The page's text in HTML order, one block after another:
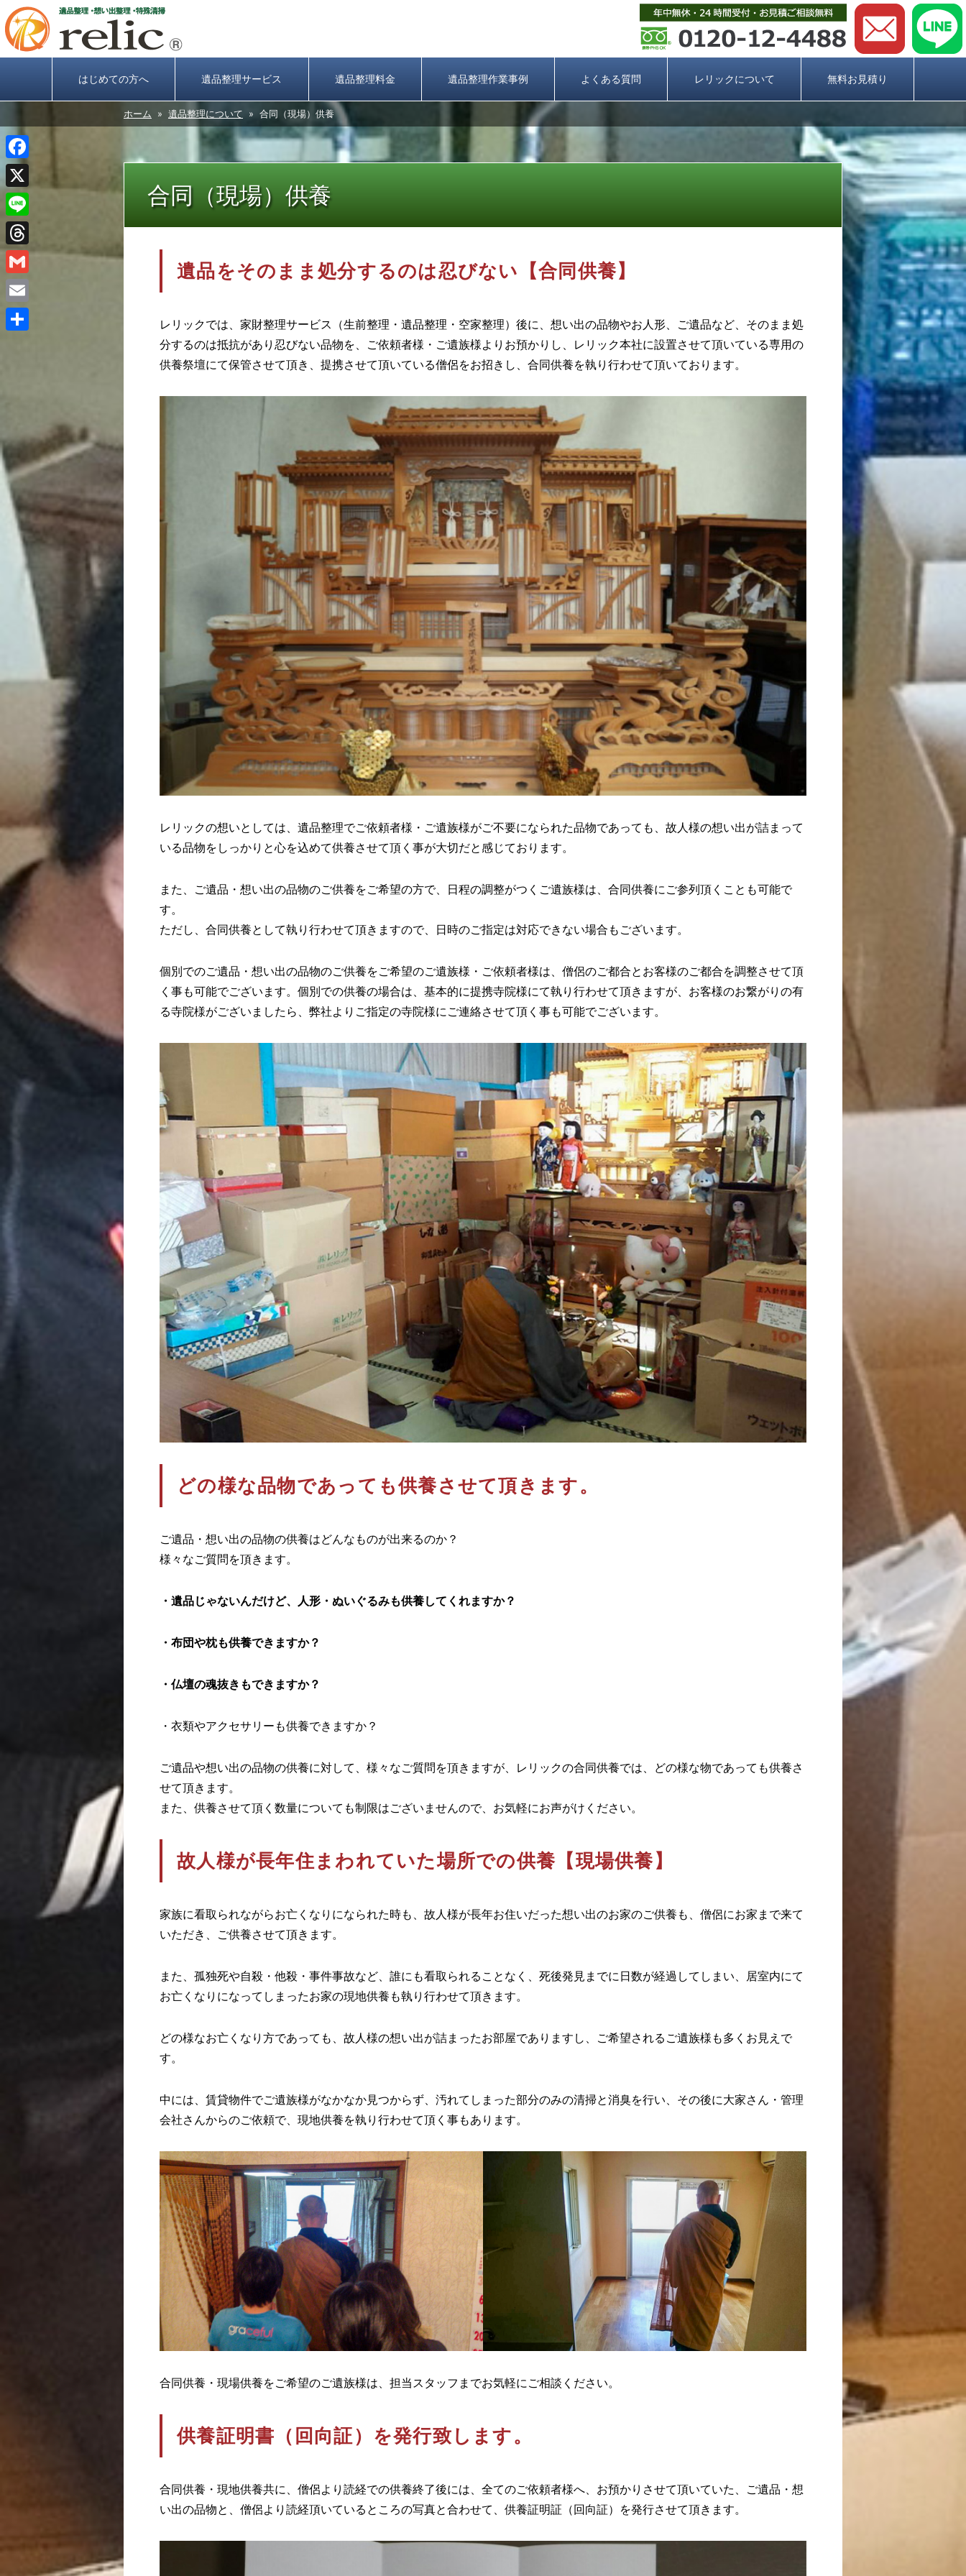
はじめての方へ 遺品整理サービス 遺品整理料金 遺品整理作業事例 よくある質問 レリックについて 無料お見積り
ホーム » 遺品整理について » 合同（現場）供養
合同（現場）供養
遺品をそのまま処分するのは忍びない【合同供養】
レリックでは、家財整理サービス（生前整理・遺品整理・空家整理）後に、想い出の品物やお人形、ご遺品など、そのまま処
分するのは抵抗があり忍びない品物を、ご依頼者様・ご遺族様よりお預かりし、レリック本社に設置させて頂いている専用の
供養祭壇にて保管させて頂き、提携させて頂いている僧侶をお招きし、合同供養を執り行わせて頂いております。
レリックの想いとしては、遺品整理でご依頼者様・ご遺族様がご不要になられた品物であっても、故人様の想い出が詰まって
いる品物をしっかりと心を込めて供養させて頂く事が大切だと感じております。
また、ご遺品・想い出の品物のご供養をご希望の方で、日程の調整がつくご遺族様は、合同供養にご参列頂くことも可能で
す。
ただし、合同供養として執り行わせて頂きますので、日時のご指定は対応できない場合もございます。
個別でのご遺品・想い出の品物のご供養をご希望のご遺族様・ご依頼者様は、僧侶のご都合とお客様のご都合を調整させて頂
く事も可能でございます。個別での供養の場合は、基本的に提携寺院様にて執り行わせて頂きますが、お客様のお繋がりの有
る寺院様がございましたら、弊社よりご指定の寺院様にご連絡させて頂く事も可能でございます。
どの様な品物であっても供養させて頂きます。
ご遺品・想い出の品物の供養はどんなものが出来るのか？
様々なご質問を頂きます。
・遺品じゃないんだけど、人形・ぬいぐるみも供養してくれますか？
・布団や枕も供養できますか？
・仏壇の魂抜きもできますか？
・衣類やアクセサリーも供養できますか？
ご遺品や想い出の品物の供養に対して、様々なご質問を頂きますが、レリックの合同供養では、どの様な物であっても供養さ
せて頂きます。
また、供養させて頂く数量についても制限はございませんので、お気軽にお声がけください。
故人様が長年住まわれていた場所での供養【現場供養】
家族に看取られながらお亡くなりになられた時も、故人様が長年お住いだった想い出のお家のご供養も、僧侶にお家まで来て
いただき、ご供養させて頂きます。
また、孤独死や自殺・他殺・事件事故など、誰にも看取られることなく、死後発見までに日数が経過してしまい、居室内にて
お亡くなりになってしまったお家の現地供養も執り行わせて頂きます。
どの様なお亡くなり方であっても、故人様の想い出が詰まったお部屋でありますし、ご希望されるご遺族様も多くお見えで
す。
中には、賃貸物件でご遺族様がなかなか見つからず、汚れてしまった部分のみの清掃と消臭を行い、その後に大家さん・管理
会社さんからのご依頼で、現地供養を執り行わせて頂く事もあります。
合同供養・現場供養をご希望のご遺族様は、担当スタッフまでお気軽にご相談ください。
供養証明書（回向証）を発行致します。
合同供養・現地供養共に、僧侶より読経での供養終了後には、全てのご依頼者様へ、お預かりさせて頂いていた、ご遺品・想
い出の品物と、僧侶より読経頂いているところの写真と合わせて、供養証明証（回向証）を発行させて頂きます。
Facebook
X
Line
Threads
Gmail
Email